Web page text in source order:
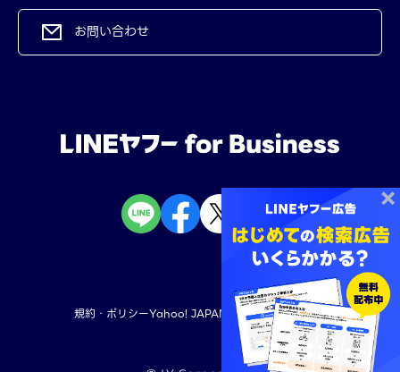
お問い合わせ
規約・ポリシーYahoo! JAPAN LINEヤフー株式会社